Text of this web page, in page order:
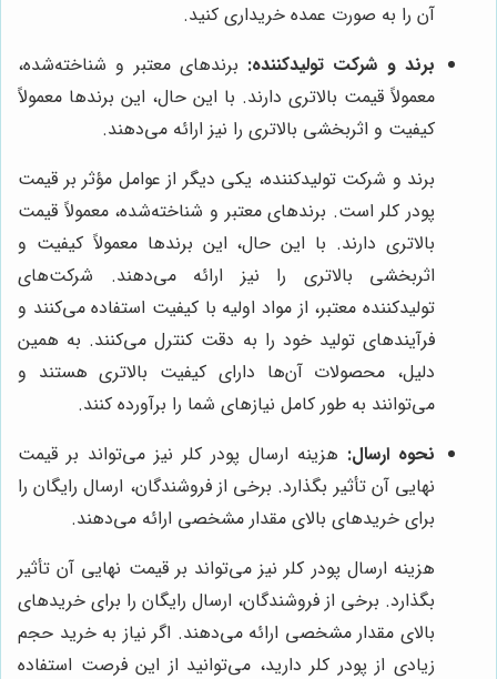
آن را به صورت عمده خریداری کنید.
برند و شرکت تولیدکننده: برندهای معتبر و شناخته‌شده،
معمولاً قیمت بالاتری دارند. با این حال، این برندها معمولاً
کیفیت و اثربخشی بالاتری را نیز ارائه می‌دهند.
برند و شرکت تولیدکننده، یکی دیگر از عوامل مؤثر بر قیمت
پودر کلر است. برندهای معتبر و شناخته‌شده، معمولاً قیمت
بالاتری دارند. با این حال، این برندها معمولاً کیفیت و
اثربخشی بالاتری را نیز ارائه می‌دهند. شرکت‌های
تولیدکننده معتبر، از مواد اولیه با کیفیت استفاده می‌کنند و
فرآیندهای تولید خود را به دقت کنترل می‌کنند. به همین
دلیل، محصولات آن‌ها دارای کیفیت بالاتری هستند و
می‌توانند به طور کامل نیازهای شما را برآورده کنند.
نحوه ارسال: هزینه ارسال پودر کلر نیز می‌تواند بر قیمت
نهایی آن تأثیر بگذارد. برخی از فروشندگان، ارسال رایگان را
برای خریدهای بالای مقدار مشخصی ارائه می‌دهند.
هزینه ارسال پودر کلر نیز می‌تواند بر قیمت نهایی آن تأثیر
بگذارد. برخی از فروشندگان، ارسال رایگان را برای خریدهای
بالای مقدار مشخصی ارائه می‌دهند. اگر نیاز به خرید حجم
زیادی از پودر کلر دارید، می‌توانید از این فرصت استفاده